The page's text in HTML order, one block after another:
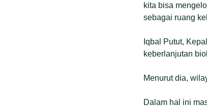
kita bisa
sebagai ruang
Iqbal Putut,
keberlanjutan
Menurut dia,
Dalam hal ini